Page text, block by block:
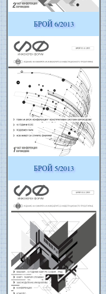
БРОЙ 6/2013
БРОЙ 5/2013